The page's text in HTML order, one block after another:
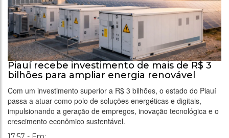
Piauí recebe investimento de mais de R$ 3
bilhões para ampliar energia renovável
Com um investimento superior a R$ 3 bilhões, o estado do Piauí
passa a atuar como polo de soluções energéticas e digitais,
impulsionando a geração de empregos, inovação tecnológica e o
crescimento econômico sustentável.